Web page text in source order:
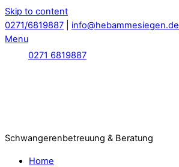
Skip to content
0271/6819887
info@hebammesiegen.de
Menu
0271 6819887
Schwangerenbetreuung & Beratung
Home